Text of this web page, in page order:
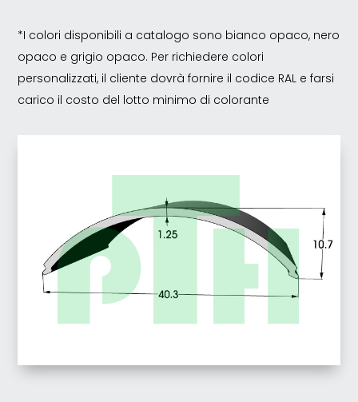
*I colori disponibili a catalogo sono bianco opaco, nero
opaco e grigio opaco. Per richiedere colori
personalizzati, il cliente dovrà fornire il codice RAL e farsi
carico il costo del lotto minimo di colorante